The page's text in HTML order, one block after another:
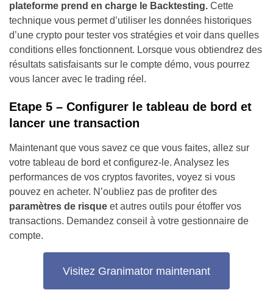
plateforme prend en charge le Backtesting. Cette
technique vous permet d’utiliser les données historiques
d’une crypto pour tester vos stratégies et voir dans quelles
conditions elles fonctionnent. Lorsque vous obtiendrez des
résultats satisfaisants sur le compte démo, vous pourrez
vous lancer avec le trading réel.
Etape 5 – Configurer le tableau de bord et
lancer une transaction
Maintenant que vous savez ce que vous faites, allez sur
votre tableau de bord et configurez-le. Analysez les
performances de vos cryptos favorites, voyez si vous
pouvez en acheter. N’oubliez pas de profiter des
paramètres de risque et autres outils pour étoffer vos
transactions. Demandez conseil à votre gestionnaire de
compte.
Visitez Granimator maintenant